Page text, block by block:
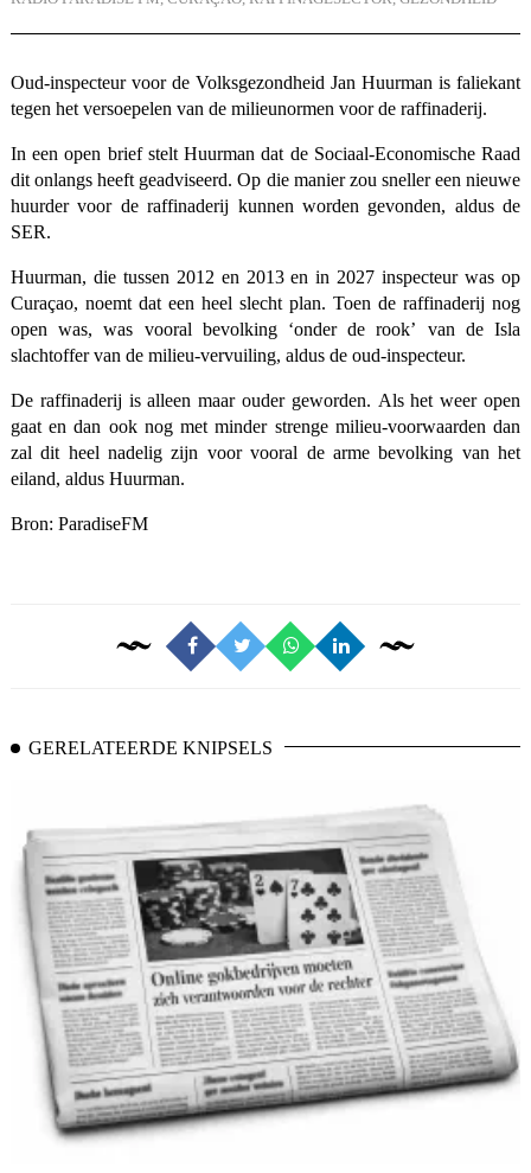
Oud-inspecteur voor de Volksgezondheid Jan Huurman is faliekant
tegen het versoepelen van de milieunormen voor de raffinaderij.
In een open brief stelt Huurman dat de Sociaal-Economische Raad
dit onlangs heeft geadviseerd. Op die manier zou sneller een nieuwe
huurder voor de raffinaderij kunnen worden gevonden, aldus de
SER.
Huurman, die tussen 2012 en 2013 en in 2027 inspecteur was op
Curaçao, noemt dat een heel slecht plan. Toen de raffinaderij nog
open was, was vooral bevolking ‘onder de rook’ van de Isla
slachtoffer van de milieu-vervuiling, aldus de oud-inspecteur.
De raffinaderij is alleen maar ouder geworden. Als het weer open
gaat en dan ook nog met minder strenge milieu-voorwaarden dan
zal dit heel nadelig zijn voor vooral de arme bevolking van het
eiland, aldus Huurman.
Bron: ParadiseFM
GERELATEERDE KNIPSELS